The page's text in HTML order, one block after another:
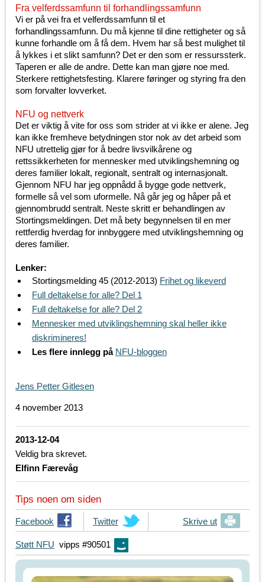
Fra velferdssamfunn til forhandlingssamfunn
Vi er på vei fra et velferdssamfunn til et
forhandlingssamfunn. Du må kjenne til dine rettigheter og så
kunne forhandle om å få dem. Hvem har så best mulighet til
å lykkes i et slikt samfunn? Det er den som er ressurssterk.
Taperen er alle de andre. Dette kan man gjøre noe med.
Sterkere rettighetsfesting. Klarere føringer og styring fra den
som forvalter lovverket.
NFU og nettverk
Det er viktig å vite for oss som strider at vi ikke er alene. Jeg
kan ikke fremheve betydningen stor nok av det arbeid som
NFU utrettelig gjør for å bedre livsvilkårene og
rettssikkerheten for mennesker med utviklingshemning og
deres familier lokalt, regionalt, sentralt og internasjonalt.
Gjennom NFU har jeg oppnådd å bygge gode nettverk,
formelle så vel som uformelle. Nå går jeg og håper på et
gjennombrudd sentralt. Neste skritt er behandlingen av
Stortingsmeldingen. Det må bety begynnelsen til en mer
rettferdig hverdag for innbyggere med utviklingshemning og
deres familier.
Lenker:
Stortingsmelding 45 (2012-2013) Frihet og likeverd
Full deltakelse for alle? Del 1
Full deltakelse for alle? Del 2
Mennesker med utviklingshemning skal heller ikke
diskrimineres!
Les flere innlegg på NFU-bloggen
Jens Petter Gitlesen
4 november 2013
2013-12-04
Veldig bra skrevet.
Elfinn Færevåg
Tips noen om siden
T
i
p
s
Facebook
T
i
p
s
Twitter Skrive ut
Støtt NFU vipps #90501